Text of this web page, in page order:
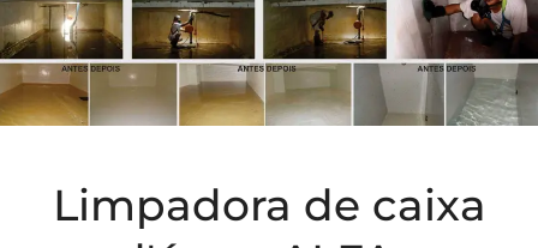
Limpadora de caixa